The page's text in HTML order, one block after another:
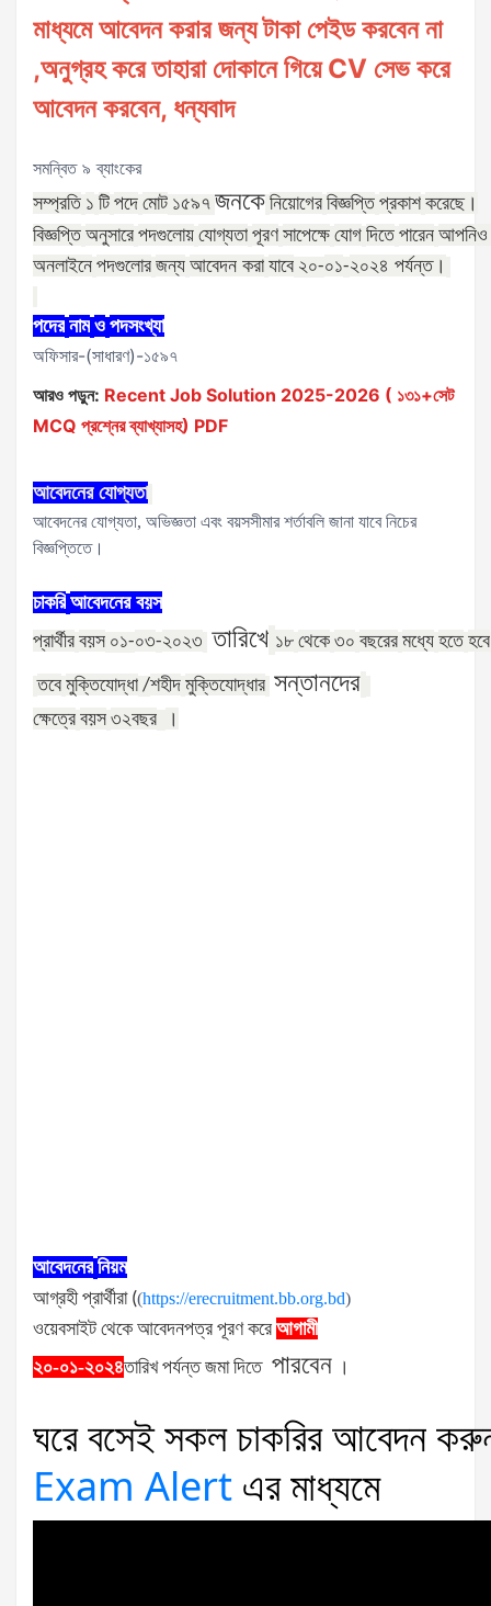
মাধ্যমে আবেদন করার জন্য টাকা পেইড করবেন না
,অনুগ্রহ করে তাহারা দোকানে গিয়ে CV সেভ করে
আবেদন করবেন, ধন্যবাদ
সমন্বিত ৯ ব্যাংকের
সম্প্রতি ১ টি পদে মোট ১৫৯৭ জনকে নিয়োগের বিজ্ঞপ্তি প্রকাশ করেছে।
বিজ্ঞপ্তি অনুসারে পদগুলোয় যোগ্যতা পূরণ সাপেক্ষে যোগ দিতে পারেন
অনলাইনে পদগুলোর জন্য আবেদন করা যাবে ২০-০১-২০২৪ পর্যন্ত।
পদের নাম ও পদসংখ্যা
অফিসার-(সাধারণ)-১৫৯৭
আরও পড়ুন: Recent Job Solution 2025-2026 ( ১৩১+সেট
MCQ প্রশ্নের ব্যাখ্যাসহ) PDF
আবেদনের যোগ্যতা
আবেদনের যোগ্যতা, অভিজ্ঞতা এবং বয়সসীমার শর্তাবলি জানা যাবে নিচের
বিজ্ঞপ্তিতে।
চাকরি আবেদনের বয়স
প্রার্থীর বয়স ০১-০৩-২০২৩ তারিখে ১৮ থেকে ৩০ বছরের মধ্যে হতে হবে
তবে মুক্তিযোদ্ধা /শহীদ মুক্তিযোদ্ধার সন্তানদের
ক্ষেত্রে বয়স ৩২বছর ।
আবেদনের নিয়ম
আগ্রহী প্রার্থীরা((https://erecruitment.bb.org.bd)
ওয়েবসাইট থেকে আবেদনপত্র পূরণ করে আগামী
২০-০১-২০২৪তারিখ পর্যন্ত জমা দিতে পারবেন ।
ঘরে বসেই সকল চাকরির আবেদন
Exam Alert এর মাধ্যমে